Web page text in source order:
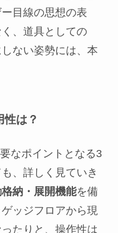
目線の思想の表
、道具としての
ない姿勢には、本
性は？
なポイントとなる3
、詳しく見ていき
納・展開機能を備
ッジフロアから現
たりと、操作性は